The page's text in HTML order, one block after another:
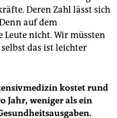
Deren Zahl lässt sich
auf dem
nicht. Wir müssten
das ist leichter
kostet rund
Jahr, weniger als ein